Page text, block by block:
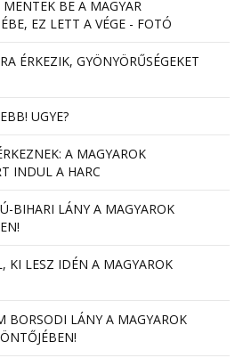
BE A MAGYAR
EZ LETT A VÉGE - FOTÓ
ÉRKEZIK, GYÖNYÖRŰSÉGEKET
UGYE?
A MAGYAROK
INDUL A HARC
BIHARI LÁNY A MAGYAROK
KI LESZ IDÉN A MAGYAROK
BORSODI LÁNY A MAGYAROK